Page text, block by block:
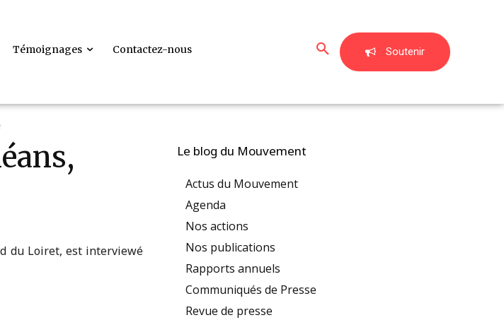
Soutenir
Témoignages Contactez-nous
du Loiret, est interviewé
Le blog du Mouvement
Actus du Mouvement
Agenda
Nos actions
Nos publications
Rapports annuels
Communiqués de Presse
Revue de presse